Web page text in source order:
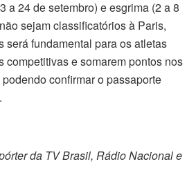
a 24 de setembro) e esgrima (2 a 8
sejam classificatórios à Paris,
será fundamental para os atletas
competitivas e somarem pontos nos
confirmar o passaporte
da TV Brasil, Rádio Nacional e